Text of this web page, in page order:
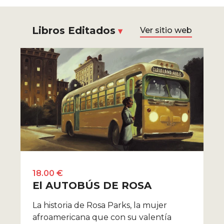
Libros Editados Ver sitio web
18.00 €
El AUTOBÚS DE ROSA
La historia de Rosa Parks, la mujer
afroamericana que con su valentía